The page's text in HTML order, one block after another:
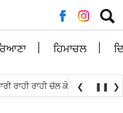
ਲਈ
ਖੋਜ:
ਹਿਮਾਚਲ
ਰਾਹੀ ਰਾਹੀ ਚੱਲ ਕੇ ਮੁੜ ਅਲਾਟ ਕਰਨ
❮ ❚❚ ❯